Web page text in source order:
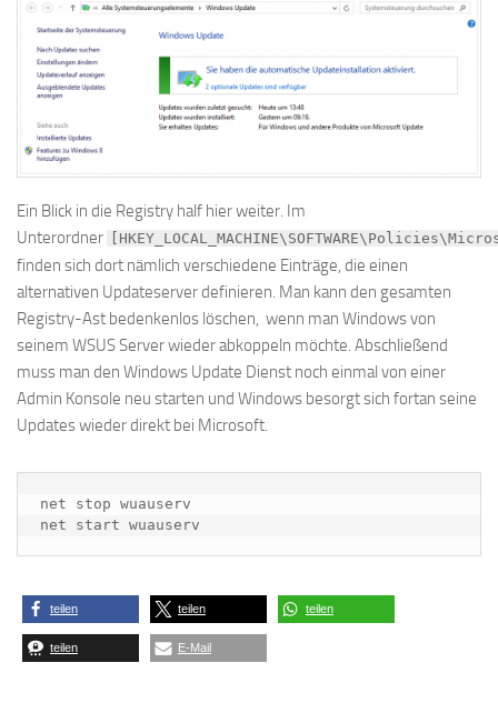
Ein Blick in die Registry half hier weiter. Im
Unterordner
finden sich dort nämlich verschiedene Einträge, die einen
alternativen Updateserver definieren. Man kann den gesamten
Registry-Ast bedenkenlos löschen, wenn man Windows von
seinem WSUS Server wieder abkoppeln möchte. Abschließend
muss man den Windows Update Dienst noch einmal von einer
Admin Konsole neu starten und Windows besorgt sich fortan seine
Updates wieder direkt bei Microsoft.
net stop wuauserv
net start wuauserv
teilen teilen teilen
teilen E-Mail